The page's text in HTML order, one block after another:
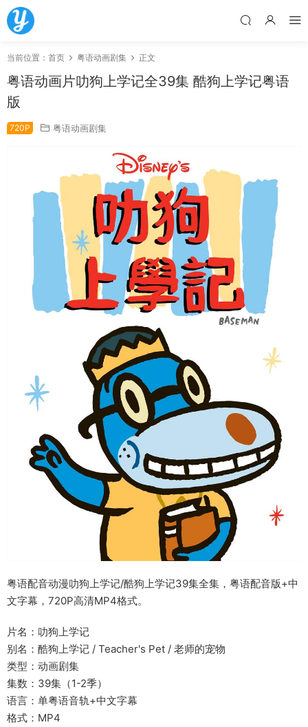
当前位置： 首页 粤语动画剧集 正文
粤语动画片叻狗上学记全39集 酷狗上学记粤语
版
720P 粤语动画剧集
粤语配音动漫叻狗上学记/酷狗上学记39集全集，粤语配音版+中
文字幕，720P高清MP4格式。
片名：叻狗上学记
别名：酷狗上学记 / Teacher's Pet / 老师的宠物
类型：动画剧集
集数：39集（1-2季）
语言：单粤语音轨+中文字幕
格式：MP4